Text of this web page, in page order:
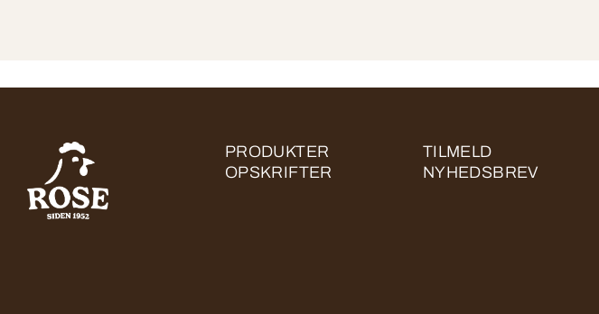
PRODUKTER
OPSKRIFTER
TILMELD
NYHEDSBREV